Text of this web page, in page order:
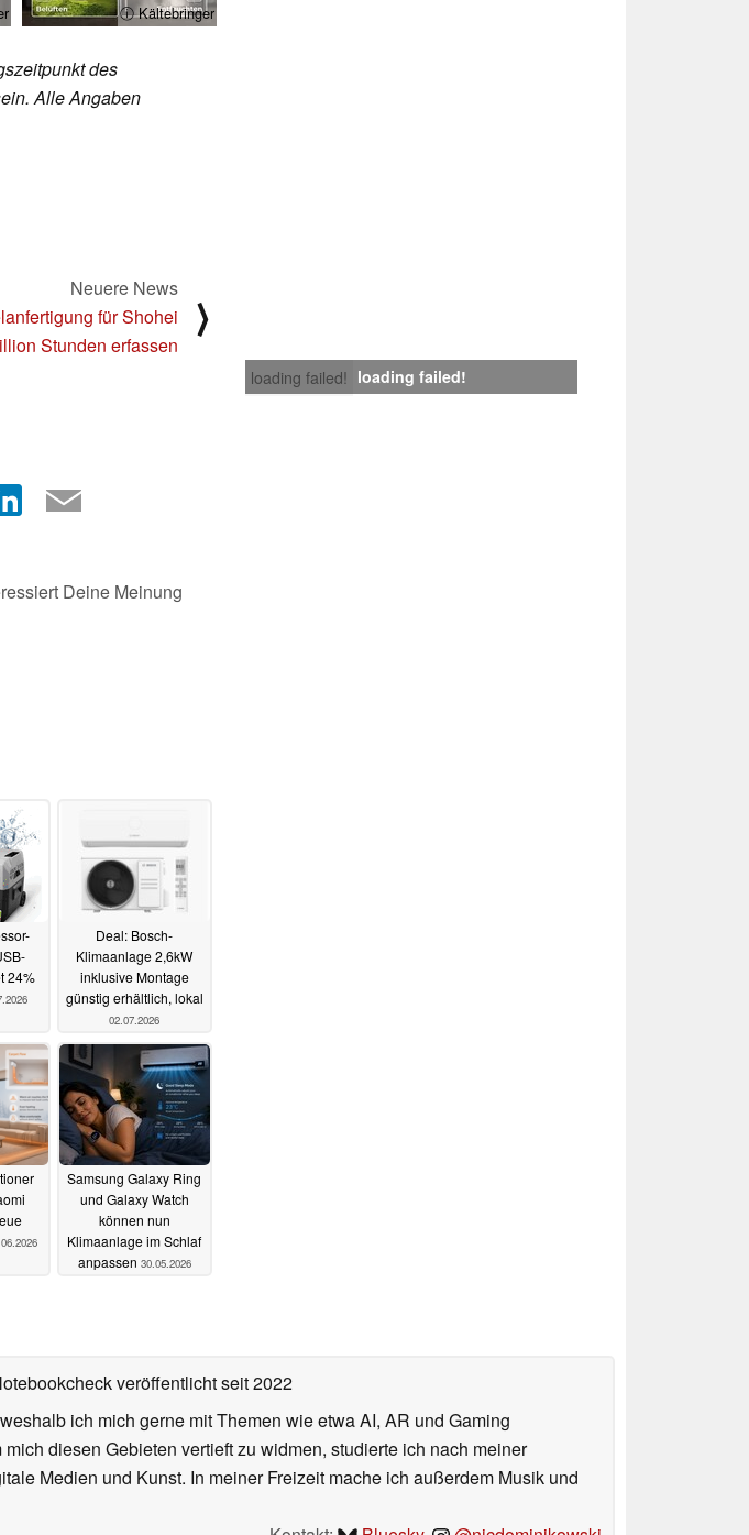
ⓘ Kältebringer
des
Alle Angaben
Neuere News
für Shohei
Stunden erfassen
⟩
loading failed! loading failed!
Deine Meinung
24%
Deal: Bosch-
Klimaanlage 2,6kW
inklusive Montage
günstig erhältlich, lokal
02.07.2026
Samsung Galaxy Ring
und Galaxy Watch
können nun
Klimaanlage im Schlaf
anpassen 30.05.2026
veröffentlichtseit 2022
ich mich gerne mit Themen wie etwa AI, AR und Gaming
diesen Gebieten vertieft zu widmen, studierte ich nach meiner
Medien und Kunst. In meiner Freizeit mache ich außerdem Musik und